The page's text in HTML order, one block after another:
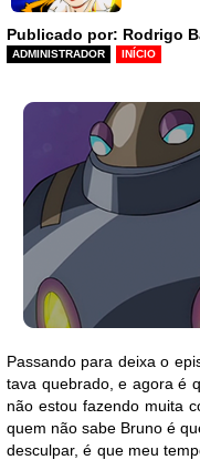
Publicado por: Rodrigo
ADMINISTRADOR INÍCIO
Passando para deixa o
tava quebrado, e agora é
não estou fazendo muita
quem não sabe Bruno é
desculpar, é que meu